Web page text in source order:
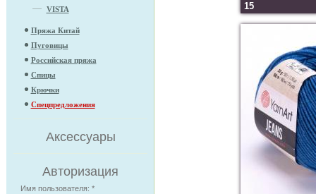
VISTA
Пряжа Китай
Пуговицы
Российская пряжа
Спицы
Крючки
Спецпредложения
Аксессуары
Авторизация
Имя пользователя: *
15